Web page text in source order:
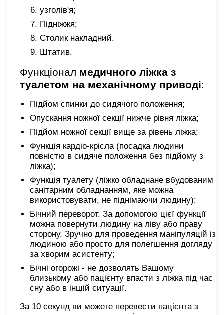
узголів'я;
Підніжжя;
Столик накладний.
Штатив.
Функціонал медичного ліжка з
туалетом на механічному приводі:
Підйом спинки до сидячого положення;
Опускання ножної секції нижче рівня ліжка;
Підйом ножної секції вище за рівень ліжка;
Функція кардіо-крісла (посадка людини
повністю в сидяче положення без підйому з
ліжка);
Функція туалету (ліжко обладнане вбудованим
санітарним обладнанням, яке можна
використовувати, не піднімаючи людину);
Бічний переворот. За допомогою цієї функції
можна повернути людину на ліву або праву
сторону. Зручно для проведення маніпуляцій із
людиною або просто для полегшення догляду
за хворим асистенту;
Бічні огорожі - не дозволять Вашому
близькому або пацієнту впасти з ліжка під час
сну або в іншій ситуації.
За 10 секунд ви можете перевести пацієнта з